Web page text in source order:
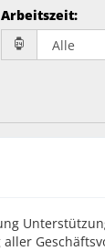
Arbeitszeit: